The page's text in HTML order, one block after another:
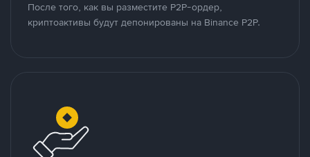
После того, как вы разместите P2P-ордер,
криптоактивы будут депонированы на Binance P2P.